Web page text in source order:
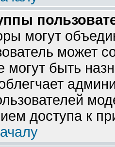
могут
может
могут быть
доступа к